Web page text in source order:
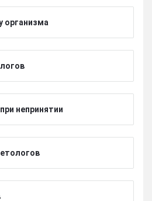
организма
непринятии